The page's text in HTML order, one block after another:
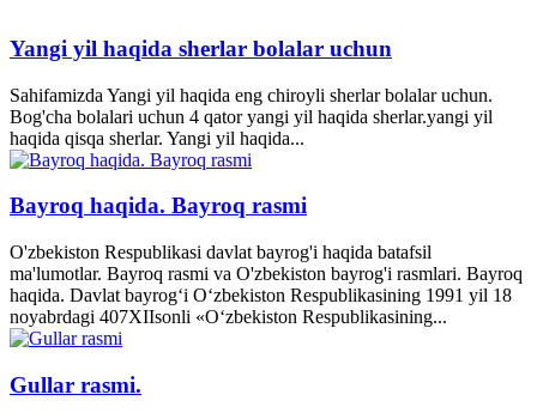
Yangi yil haqida sherlar bolalar uchun
Sahifamizda Yangi yil haqida eng chiroyli sherlar bolalar uchun.
Bog'cha bolalari uchun 4 qator yangi yil haqida sherlar.yangi yil
haqida qisqa sherlar. Yangi yil haqida...
Bayroq haqida. Bayroq rasmi
O'zbekiston Respublikasi davlat bayrog'i haqida batafsil
ma'lumotlar. Bayroq rasmi va O'zbekiston bayrog'i rasmlari. Bayroq
haqida. Davlat bayrog‘i O‘zbekiston Respublikasining 1991 yil 18
noyabrdagi 407­XII­sonli «O‘zbekiston Respublikasining...
Gullar rasmi.